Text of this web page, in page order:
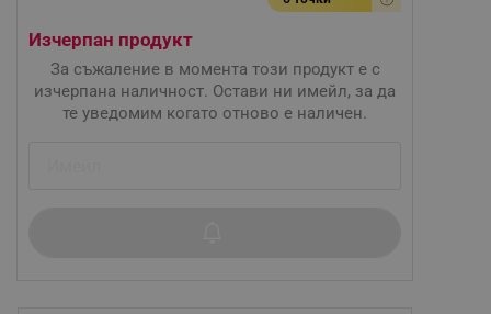
Изчерпан продукт
За съжаление в момента този продукт е с
изчерпана наличност. Остави ни имейл, за да
те уведомим когато отново е наличен.